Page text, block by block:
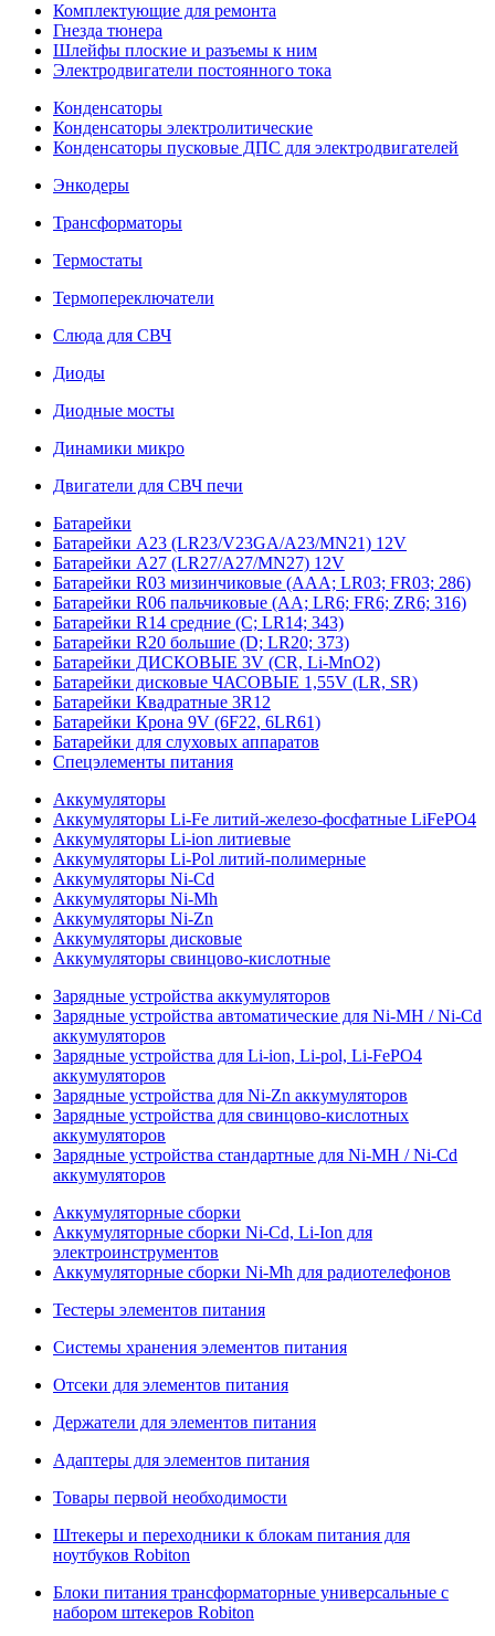
Комплектующие для ремонта
Гнезда тюнера
Шлейфы плоские и разъемы к ним
Электродвигатели постоянного тока
Конденсаторы
Конденсаторы электролитические
Конденсаторы пусковые ДПС для электродвигателей
Энкодеры
Трансформаторы
Термостаты
Термопереключатели
Слюда для СВЧ
Диоды
Диодные мосты
Динамики микро
Двигатели для СВЧ печи
Батарейки
Батарейки A23 (LR23/V23GA/A23/MN21) 12V
Батарейки A27 (LR27/A27/MN27) 12V
Батарейки R03 мизинчиковые (AAA; LR03; FR03; 286)
Батарейки R06 пальчиковые (AA; LR6; FR6; ZR6; 316)
Батарейки R14 средние (C; LR14; 343)
Батарейки R20 большие (D; LR20; 373)
Батарейки ДИСКОВЫЕ 3V (CR, Li-MnO2)
Батарейки дисковые ЧАСОВЫЕ 1,55V (LR, SR)
Батарейки Квадратные 3R12
Батарейки Крона 9V (6F22, 6LR61)
Батарейки для слуховых аппаратов
Спецэлементы питания
Аккумуляторы
Аккумуляторы Li-Fe литий-железо-фосфатные LiFePO4
Аккумуляторы Li-ion литиевые
Аккумуляторы Li-Pol литий-полимерные
Аккумуляторы Ni-Cd
Аккумуляторы Ni-Mh
Аккумуляторы Ni-Zn
Аккумуляторы дисковые
Аккумуляторы свинцово-кислотные
Зарядные устройства аккумуляторов
Зарядные устройства автоматические для Ni-MH / Ni-Cd
аккумуляторов
Зарядные устройства для Li-ion, Li-pol, Li-FePO4
аккумуляторов
Зарядные устройства для Ni-Zn аккумуляторов
Зарядные устройства для свинцово-кислотных
аккумуляторов
Зарядные устройства стандартные для Ni-MH / Ni-Cd
аккумуляторов
Аккумуляторные сборки
Аккумуляторные сборки Ni-Cd, Li-Ion для
электроинструментов
Аккумуляторные сборки Ni-Mh для радиотелефонов
Тестеры элементов питания
Системы хранения элементов питания
Отсеки для элементов питания
Держатели для элементов питания
Адаптеры для элементов питания
Товары первой необходимости
Штекеры и переходники к блокам питания для
ноутбуков Robiton
Блоки питания трансформаторные универсальные с
набором штекеров Robiton